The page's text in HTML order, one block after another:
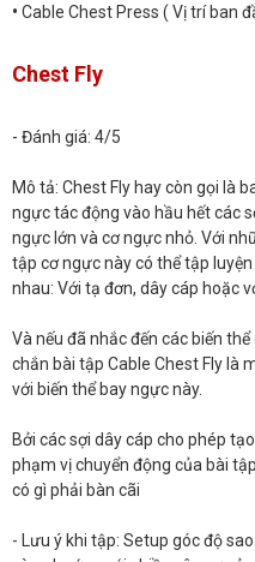
• Cable Chest Press ( Vị trí ban
Chest Fly
- Đánh giá: 4/5
Mô tả: Chest Fly hay còn gọi là
ngực tác động vào hầu hết các
ngực lớn và cơ ngực nhỏ. Với
tập cơ ngực này có thể tập
nhau: Với tạ đơn, dây cáp hoặc
Và nếu đã nhắc đến các biến
chắn bài tập Cable Chest Fly là
với biến thể bay ngực này.
Bởi các sợi dây cáp cho phép
phạm vị chuyển động của bài
có gì phải bàn cãi
- Lưu ý khi tập: Setup góc độ